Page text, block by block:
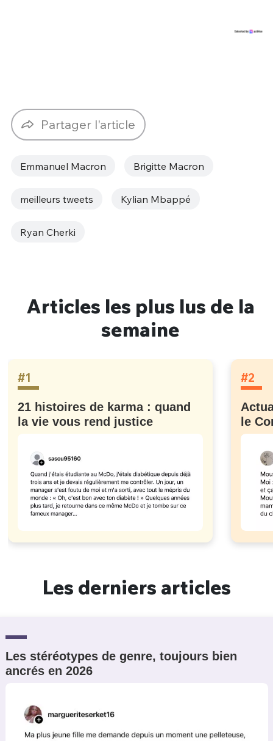
Partager l'article
Emmanuel Macron Brigitte Macron
meilleurs tweets Kylian Mbappé
Ryan Cherki
Articles les plus lus de la
semaine
#1
21 histoires de karma : quand
la vie vous rend justice
#2
le
Les derniers articles
Les stéréotypes de genre, toujours bien
ancrés en 2026